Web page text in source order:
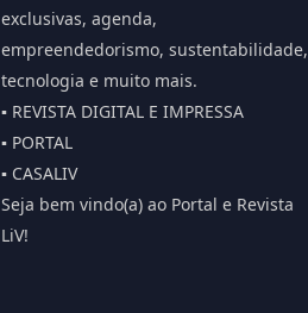
exclusivas, agenda,
empreendedorismo, sustentabilidade,
tecnologia e muito mais.
▪️ REVISTA DIGITAL E IMPRESSA
▪️ PORTAL
▪️ CASALIV
Seja bem vindo(a) ao Portal e Revista
LiV!